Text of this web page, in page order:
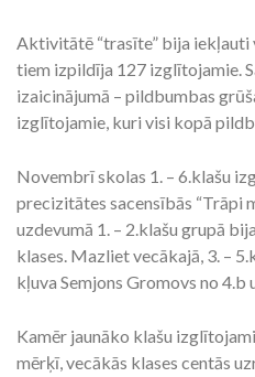
Aktivitātē “trasīte” bija iekļauti
tiem izpildīja 127 izglītojamie.
izaicinājumā – pildbumbas
izglītojamie, kuri visi kopā
Novembrī skolas 1. – 6.klašu
precizitātes sacensībās “Trāpi
uzdevumā 1. – 2.klašu grupā
klases. Mazliet vecākajā, 3. –
kļuva Semjons Gromovs no 4.b
Kamēr jaunāko klašu
mērķī, vecākās klases centās